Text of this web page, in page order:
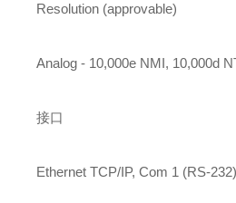
Resolution (approvable)
Analog - 10,000e NMI, 10,000d
接口
Ethernet TCP/IP, Com 1 (RS-